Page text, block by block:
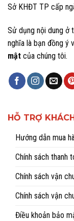
Sở KHĐT TP cấp
Sử dụng nội dung ở
nghĩa là bạn đồng ý
mật của chúng tôi.
HỖ TRỢ
Hướng dẫn mua
Chính sách thanh
Chính sách vận
Chính sách vận
Điều khoản bảo